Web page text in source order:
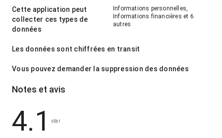
Cette application peut
collecter ces types de
données
Informations personnelles,
Informations financières et 6
autres
Les données sont chiffrées en transit
Vous pouvez demander la suppression des données
Notes et avis
4.1 star